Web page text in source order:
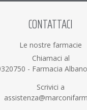
CONTATTACI
Le nostre farmacie
Chiamaci al
- Farmacia
Scrivici a